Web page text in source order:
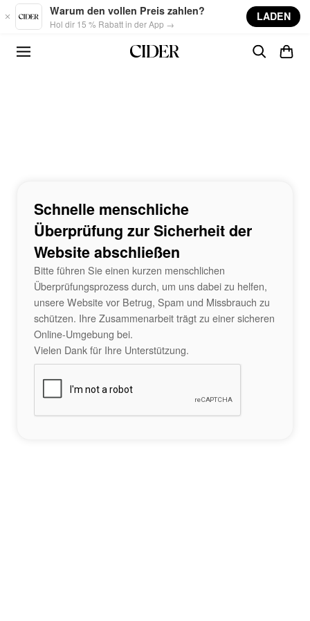
Skip to main content
Warum den vollen Preis zahlen?
Hol dir 15 % Rabatt in der App →
LADEN
Schnelle menschliche
Überprüfung zur Sicherheit der
Website abschließen
Bitte führen Sie einen kurzen menschlichen
Überprüfungsprozess durch, um uns dabei zu helfen,
unsere Website vor Betrug, Spam und Missbrauch zu
schützen. Ihre Zusammenarbeit trägt zu einer sicheren
Online-Umgebung bei.
Vielen Dank für Ihre Unterstützung.